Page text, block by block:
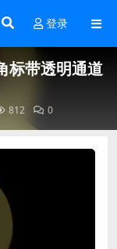
登录
标带透明通道
812 0